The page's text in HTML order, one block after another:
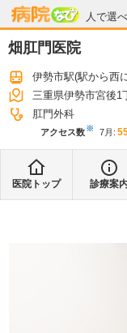
人で選
病院なび
畑肛門医院
伊勢市駅(駅から西
三重県伊勢市宮後1
肛門外科
アクセス数※ 7月 :
医院トップ 診療案